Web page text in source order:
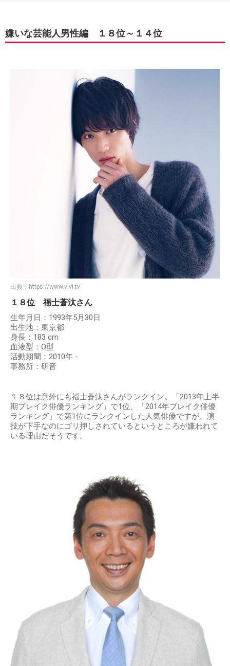
嫌いな芸能人男性編 １８位～１４位
出典： https://www.vivi.tv
１８位 福士蒼汰さん
生年月日：1993年5月30日
出生地：東京都
身長：183 cm
血液型：O型
活動期間：2010年 -
事務所：研音
１８位は意外にも福士蒼汰さんがランクイン。「2013年上半
期ブレイク俳優ランキング」で1位、「2014年ブレイク俳優
ランキング」で第1位にランクインした人気俳優ですが、演
技が下手なのにゴリ押しされているというところが嫌われて
いる理由だそうです。